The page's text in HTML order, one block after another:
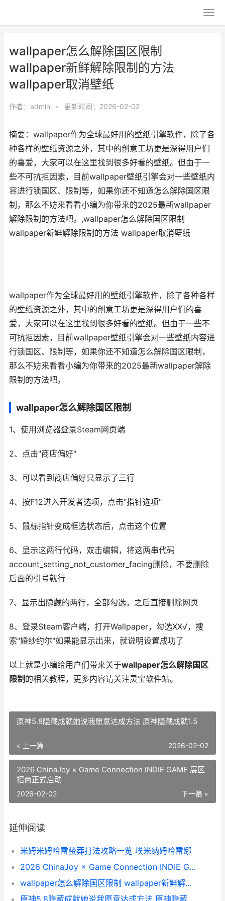
wallpaper怎么解除国区限制
wallpaper新鲜解除限制的方法
wallpaper取消壁纸
作者： admin • 更新时间：2026-02-02
摘要：wallpaper作为全球最好用的壁纸引擎软件，除了各
种各样的壁纸资源之外，其中的创意工坊更是深得用户们
的喜爱，大家可以在这里找到很多好看的壁纸。但由于一
些不可抗拒因素，目前wallpaper壁纸引擎会对一些壁纸内
容进行锁国区、限制等，如果你还不知道怎么解除国区限
制，那么不妨来看看小编为你带来的2025最新wallpaper
解除限制的方法吧。,wallpaper怎么解除国区限制
wallpaper新鲜解除限制的方法 wallpaper取消壁纸
wallpaper作为全球最好用的壁纸引擎软件，除了各种各样
的壁纸资源之外，其中的创意工坊更是深得用户们的喜
爱，大家可以在这里找到很多好看的壁纸。但由于一些不
可抗拒因素，目前wallpaper壁纸引擎会对一些壁纸内容进
行锁国区、限制等，如果你还不知道怎么解除国区限制，
那么不妨来看看小编为你带来的2025最新wallpaper解除
限制的方法吧。
wallpaper怎么解除国区限制
1、使用浏览器登录Steam网页端
2、点击"商店偏好"
3、可以看到商店偏好只显示了三行
4、按F12进入开发者选项，点击"指针选项"
5、鼠标指针变成框选状态后，点击这个位置
6、显示这两行代码，双击编辑，将这两串代码
account_setting_not_customer_facing删除，不要删除
后面的引号就行
7、显示出隐藏的两行，全部勾选，之后直接删除网页
8、登录Steam客户端，打开Wallpaper，勾选XX√，搜
索"婚纱约尔"如果能显示出来，就说明设置成功了
以上就是小编给用户们带来关于wallpaper怎么解除国区
限制 的相关教程，更多内容请关注灵宝软件站。
原神5.8隐藏成就她说我愿意达成方法 原神隐藏成就1.5
« 上一篇 2026-02-02
2026 ChinaJoy × Game Connection INDIE GAME 展区
招商正式启动
下一篇 »
2026-02-02
延伸阅读
米姆米姆哈雷蛰莽打法攻略一览 埃米纳姆哈雷娜
2026 ChinaJoy × Game Connection INDIE GAME 展区招商正式启动
wallpaper怎么解除国区限制 wallpaper新鲜解除限制的方法 wallpaper取消壁纸